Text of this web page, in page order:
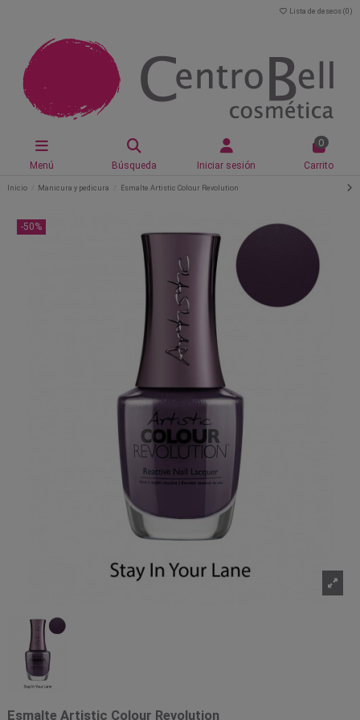
Lista de deseos (0 )
Menú Búsqueda Iniciar sesión
0
Carrito
Inicio Manicura y pedicura Esmalte Artistic Colour Revolution
-50%
Esmalte Artistic Colour Revolution